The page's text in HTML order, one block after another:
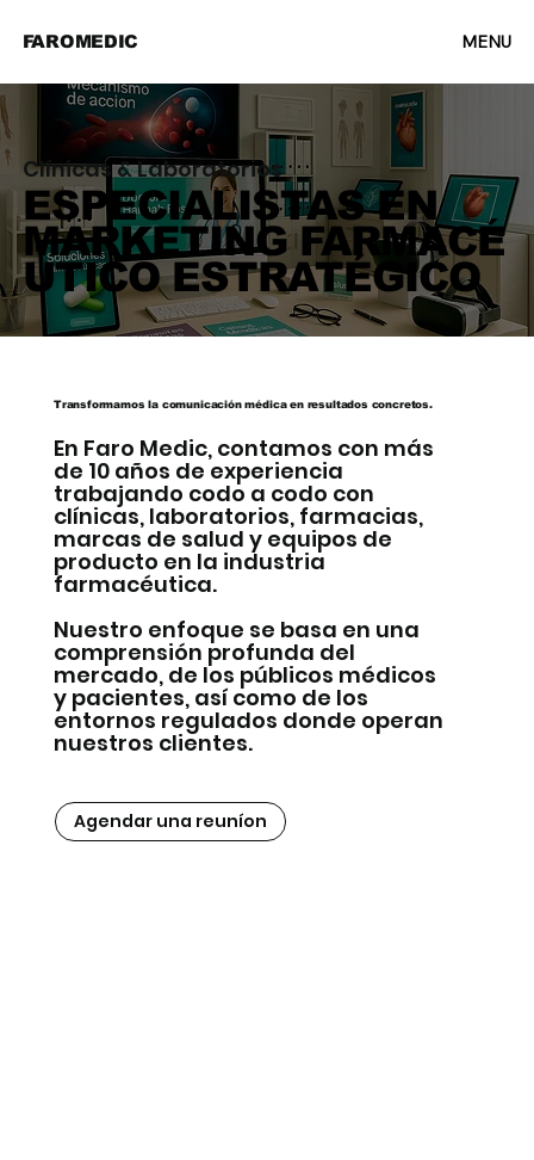
FAROMEDIC MENU
Clínicas & Laboratorios
ESPECIALISTAS EN
MARKETING FARMACÉ
UTICO ESTRATÉGICO
Transformamos la comunicación médica en resultados concretos.
En Faro Medic, contamos con más
de 10 años de experiencia
trabajando codo a codo con
clínicas, laboratorios, farmacias,
marcas de salud y equipos de
producto en la industria
farmacéutica.
Nuestro enfoque se basa en una
comprensión profunda del
mercado, de los públicos médicos
y pacientes, así como de los
entornos regulados donde operan
nuestros clientes.
Agendar una reuníon